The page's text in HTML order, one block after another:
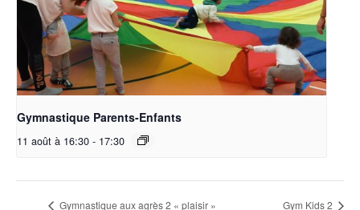
Gymnastique Parents-Enfants
11 août à 16:30 - 17:30
Gymnastique aux agrès 2 « plaisir » Gym Kids 2